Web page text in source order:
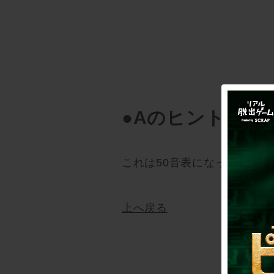
●Aのヒント
これは50音表になっている
上へ戻る